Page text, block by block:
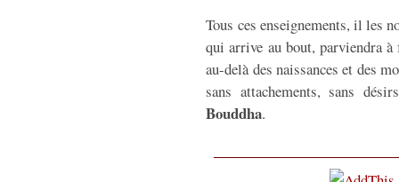
Tous ces enseignements, il les
qui arrive au bout, parviendra
au-delà des naissances et des
sans attachements, sans
Bouddha.